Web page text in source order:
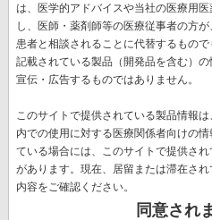
2023年3月15日 お知らせ
「健康経営優良法人2023（大
定 (PDF)
ペ
ー
送
り
頭
ペ
ー
ジ
ペ
ー
ジ
ー
ジ
ー
ジ
ー
ペ
ー
ジ
11
ペ
ー
ジ
12
次
ペ
ー
ジ
››
最
終
ペ
ジ
最終 »
新着情報一覧
は、医学的アドバイスや当社の医療用
し、医師・薬剤師等の医療従事者の方
患者と相談されることに代替するもの
記載されている製品（開発品を含む）
宣伝・広告するものではありません。
このサイトで提供されている製品情報
内での使用に対する医療関係者向けの
ている場合には、このサイトで提供さ
があります。現在、居留または滞在さ
内容をご確認ください。
同意され